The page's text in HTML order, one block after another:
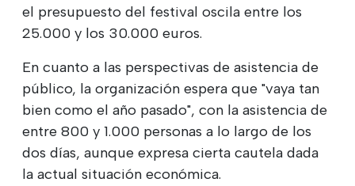
el presupuesto del festival oscila entre los
25.000 y los 30.000 euros.
En cuanto a las perspectivas de asistencia de
público, la organización espera que "vaya tan
bien como el año pasado", con la asistencia de
entre 800 y 1.000 personas a lo largo de los
dos días, aunque expresa cierta cautela dada
la actual situación económica.